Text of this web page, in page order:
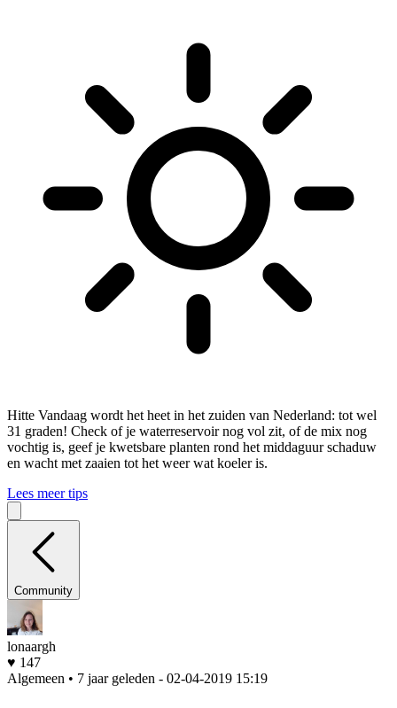
Hitte Vandaag wordt het heet in het zuiden van Nederland: tot wel
31 graden! Check of je waterreservoir nog vol zit, of de mix nog
vochtig is, geef je kwetsbare planten rond het middaguur schaduw
en wacht met zaaien tot het weer wat koeler is.
Lees meer tips
Community
lonaargh
♥ 147
Algemeen • 7 jaar geleden - 02-04-2019 15:19